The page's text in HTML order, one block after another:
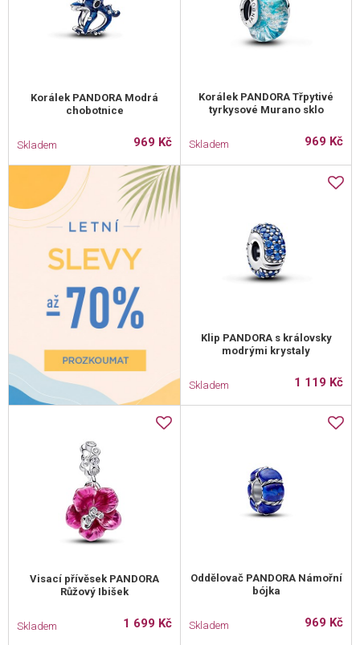
Korálek PANDORA Modrá
chobotnice
Skladem 969 Kč
Korálek PANDORA Třpytivé
tyrkysové Murano sklo
Skladem 969 Kč
Klip PANDORA s královsky
modrými krystaly
Skladem 1 119 Kč
Visací přívěsek PANDORA
Růžový Ibišek
Skladem 1 699 Kč
Oddělovač PANDORA Námořní
bójka
Skladem 969 Kč